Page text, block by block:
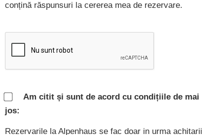
conțină răspunsuri la cererea mea de rezervare.
Am citit și sunt de acord cu condițiile de mai
jos:
Rezervarile la Alpenhaus se fac doar in urma achitarii